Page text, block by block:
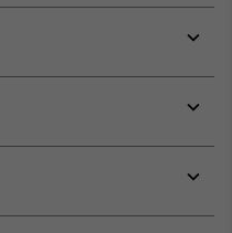
or
or
or